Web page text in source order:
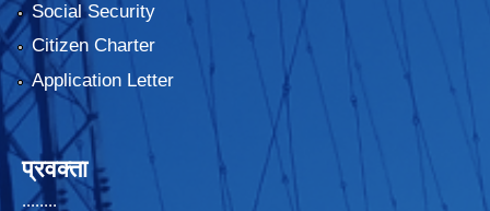
Social Security
Citizen Charter
Application Letter
प्रवक्ता
........